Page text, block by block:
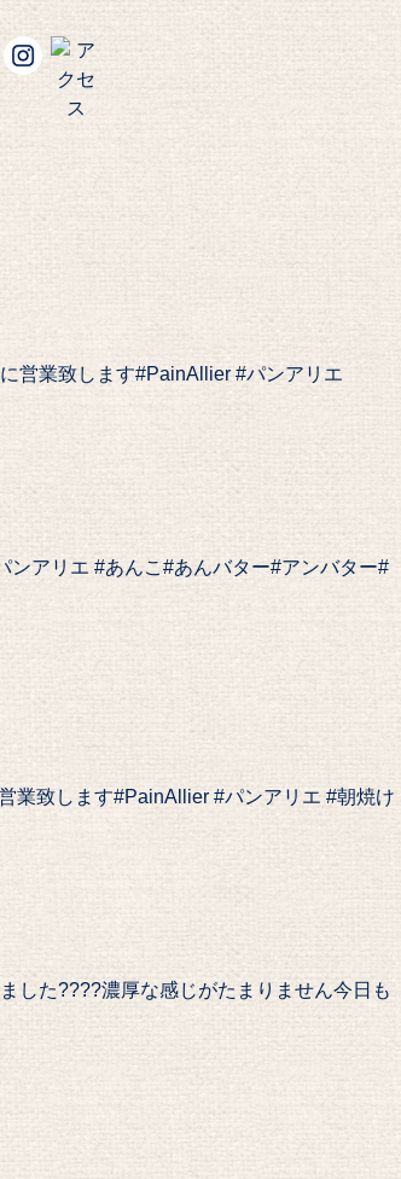
営業致します️#PainAllier #パンアリエ
アリエ #あんこ#あんバター#アンバター#
業致します️#PainAllier #パンアリエ #朝焼け
した????濃厚な感じがたまりません️今日も